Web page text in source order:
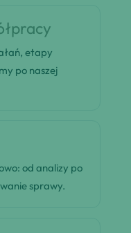
etapy
po naszej
od analizy po
sprawy.